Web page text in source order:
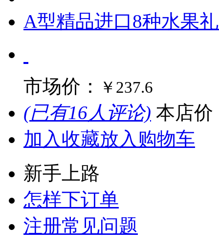
A型精品进口8种水果
市场价： ￥237.6
(已有16人评论) 本店价
加入收藏放入购物车
新手上路
怎样下订单
注册常见问题